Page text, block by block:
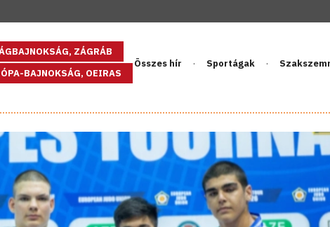
ZÁGRÁB
BAJNOKSÁG, OEIRAS
Összes hír Sportágak